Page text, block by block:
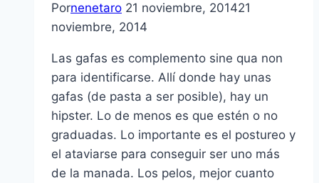
Pornenetaro 21 noviembre, 201421
noviembre, 2014
Las gafas es complemento sine qua non
para identificarse. Allí donde hay unas
gafas (de pasta a ser posible), hay un
hipster. Lo de menos es que estén o no
graduadas. Lo importante es el postureo y
el ataviarse para conseguir ser uno más
de la manada. Los pelos, mejor cuanto